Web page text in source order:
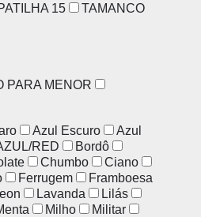
15
TAMANCO
PARA MENOR
Azul Escuro
Azul
RED
Bordô
Chumbo
Ciano
Ferrugem
Framboesa
Lavanda
Lilás
Milho
Militar